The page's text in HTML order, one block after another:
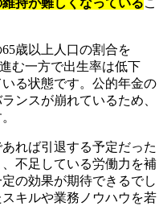
歳以上人口の割合を
む一方で出生率は低下
る状態です。公的年金の
ンスが崩れているため、
れば引退する予定だった
不足している労働力を補
の効果が期待できるでし
キルや業務ノウハウを若